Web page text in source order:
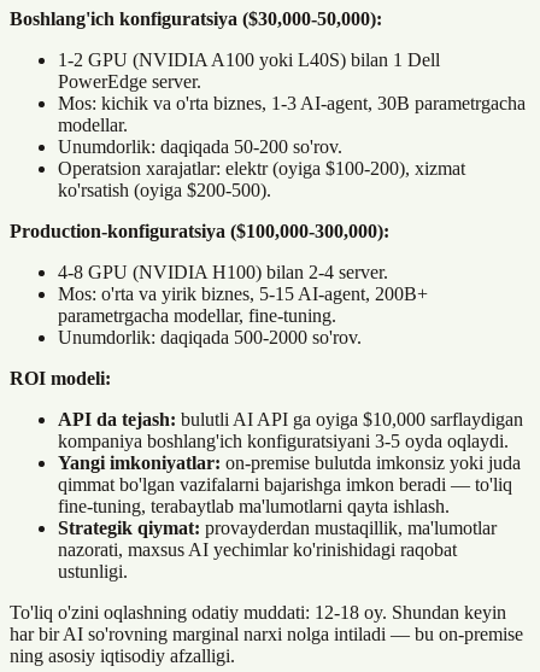
Boshlang'ich konfiguratsiya ($30,000-50,000):
1-2 GPU (NVIDIA A100 yoki L40S) bilan 1 Dell
PowerEdge server.
Mos: kichik va o'rta biznes, 1-3 AI-agent, 30B parametrgacha
modellar.
Unumdorlik: daqiqada 50-200 so'rov.
Operatsion xarajatlar: elektr (oyiga $100-200), xizmat
ko'rsatish (oyiga $200-500).
Production-konfiguratsiya ($100,000-300,000):
4-8 GPU (NVIDIA H100) bilan 2-4 server.
Mos: o'rta va yirik biznes, 5-15 AI-agent, 200B+
parametrgacha modellar, fine-tuning.
Unumdorlik: daqiqada 500-2000 so'rov.
ROI modeli:
API da tejash: bulutli AI API ga oyiga $10,000 sarflaydigan
kompaniya boshlang'ich konfiguratsiyani 3-5 oyda oqlaydi.
Yangi imkoniyatlar: on-premise bulutda imkonsiz yoki juda
qimmat bo'lgan vazifalarni bajarishga imkon beradi — to'liq
fine-tuning, terabaytlab ma'lumotlarni qayta ishlash.
Strategik qiymat: provayderdan mustaqillik, ma'lumotlar
nazorati, maxsus AI yechimlar ko'rinishidagi raqobat
ustunligi.
To'liq o'zini oqlashning odatiy muddati: 12-18 oy. Shundan keyin
har bir AI so'rovning marginal narxi nolga intiladi — bu on-premise
ning asosiy iqtisodiy afzalligi.